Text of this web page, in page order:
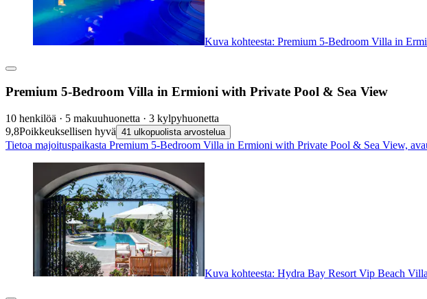
Kuva kohteesta: Premium 5-Bedroom Villa in
Premium 5-Bedroom Villa in Ermioni with Private Pool & Sea View
10 henkilöä · 5 makuuhuonetta · 3 kylpyhuonetta
9,8Poikkeuksellisen hyvä 41 ulkopuolista arvostelua
Tietoa majoituspaikasta Premium 5-Bedroom Villa in Ermioni with Private Pool & Sea View,
Kuva kohteesta: Hydra Bay Resort Vip Beach